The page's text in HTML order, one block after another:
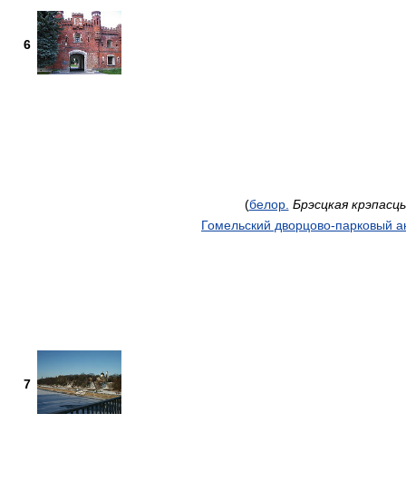
6
(белор. Брэсцкая крэпасць
7
Гомельский дворцово-парковый